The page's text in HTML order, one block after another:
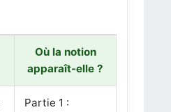
Où la notion
apparaît-elle ?
Partie 1 :